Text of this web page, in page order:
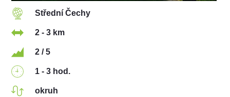
Střední Čechy
2 - 3 km
2 / 5
1 - 3 hod.
okruh